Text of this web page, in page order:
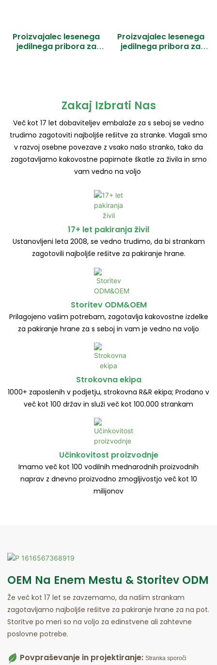
Proizvajalec lesenega
jedilnega pribora za
Proizvajalec lesenega
jedilnega pribora za
Zakaj Izbrati Nas
Več kot 17 let dobaviteljev embalaže za s seboj se vedno
trudimo zagotoviti najboljše rešitve za stranke. Vlagali smo
v razvoj osebne povezave z vsako našo stranko, tako da
zagotavljamo kakovostne papirnate škatle za živila in smo
vam vedno na voljo
17+ let pakiranja živil
Ustanovljeni leta 2008, se vedno trudimo, da bi strankam
zagotovili najboljše rešitve za pakiranje hrane.
Storitev ODM&OEM
Prilagojeno vašim potrebam, zagotavlja kakovostne izdelke
za pakiranje hrane za s seboj in vam je vedno na voljo
Strokovna ekipa
1000+ zaposlenih v podjetju, strokovna R&R ekipa; Prodano v
več kot 100 držav in služi več kot 100.000 strankam
Učinkovitost proizvodnje
Imamo več kot 100 vodilnih mednarodnih proizvodnih
naprav z dnevno proizvodno zmogljivostjo več kot 10
milijonov
OEM Na Enem Mestu & Storitev ODM
Že več kot 17 let se zavzemamo, da našim strankam
zagotavljamo najboljše rešitve za pakiranje hrane za na pot.
Storitve po meri so na voljo za edinstvene ali zahtevne
poslovne potrebe.
Povpraševanje in projektiranje: Stranka sporoči